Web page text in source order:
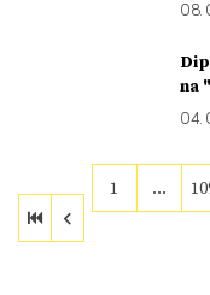
08.
na
04.
1 …